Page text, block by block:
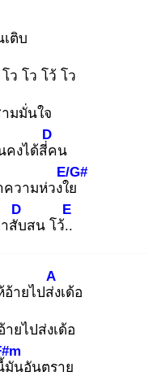
เติบ
ว โว โว้ โว
มมั่นใจ
คงได้สี่ค
D
น
วามห่วงใย
E/G#
สับ
D
สน โว้..
E
ายไปส่ง
A
เด้อ
ายไปส่งเด้อ
มันอันตราย